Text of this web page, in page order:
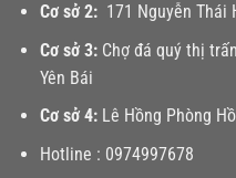
Cơ sở 2:171 Nguyễn Thái
Cơ sở 3:Chợ đá quý thị
Yên Bái
Cơ sở 4:Lê Hồng Phòng
Hotline : 0974997678